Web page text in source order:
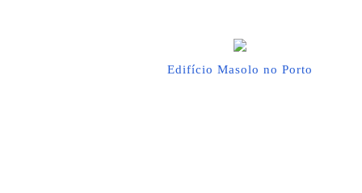
Edifício Masolo no Porto